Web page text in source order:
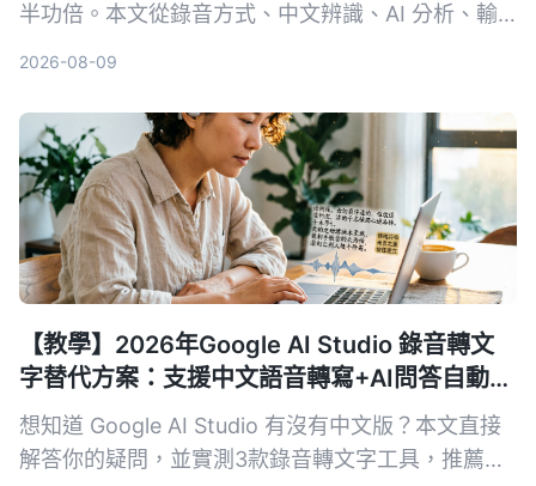
半功倍。本文從錄音方式、中文辨識、AI 分析、輸
面試回顧的 AI 工具。
2026-08-09
【教學】2026年Google AI Studio 錄音轉文
字替代方案：支援中文語音轉寫+AI問答自動摘
要
想知道 Google AI Studio 有沒有中文版？本文直接
解答你的疑問，並實測3款錄音轉文字工具，推薦